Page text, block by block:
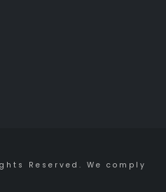
Reserved. We comply